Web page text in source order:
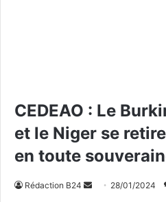
CEDEAO : Le
et le Niger se
en toute
Rédaction B24 28/01/2024